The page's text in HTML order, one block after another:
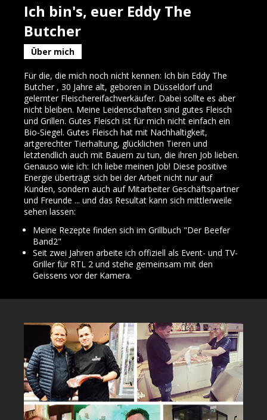
Ich bin's, euer Eddy The
Butcher
Über mich
Für die, die mich noch nicht kennen: Ich bin Eddy The
Butcher , 30 Jahre alt, geboren in Düsseldorf und
gelernter Fleischereifachverkäufer. Dabei sollte es aber
nicht bleiben. Meine Leidenschaften sind gutes Fleisch
und Grillen. Gutes Fleisch ist für mich nicht einfach ein
Bio-Siegel. Gutes Fleisch hat mit Nachhaltigkeit,
artgerechter Tierhaltung, glücklichen Tieren und
letztendlich auch mit Bauern zu tun, die ihren Job lieben.
Genauso wie ich: Ich liebe meinen Job! Diese positive
Energie überträgt sich bei der Arbeit nicht nur auf
Kunden, sondern auch auf Mitarbeiter Geschäftspartner
und Freunde ... und das Resultat kann sich mittlerweile
sehen lassen:
Meine Rezepte finden sich im Grillbuch "Der Beefer
Band2"
Seit zwei Jahren arbeite ich offiziell als Event- und TV-
Griller für RTL 2 und stehe gemeinsam mit den
Geissens vor der Kamera.